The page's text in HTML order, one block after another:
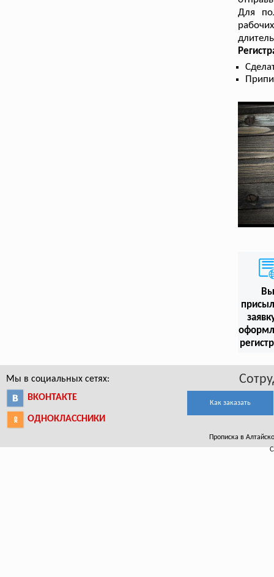
Для
Вы
Мы в социальных сетях:
ВКОНТАКТЕ
ОДНОКЛАССНИКИ
Как заказать
Прописка в